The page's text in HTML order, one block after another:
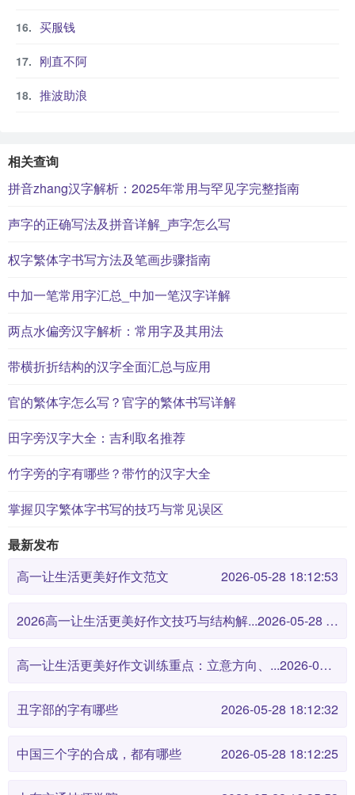
买服钱
刚直不阿
推波助浪
相关查询
拼音zhang汉字解析：2025年常用与罕见字完整指南
声字的正确写法及拼音详解_声字怎么写
权字繁体字书写方法及笔画步骤指南
中加一笔常用字汇总_中加一笔汉字详解
两点水偏旁汉字解析：常用字及其用法
带横折折结构的汉字全面汇总与应用
官的繁体字怎么写？官字的繁体书写详解
田字旁汉字大全：吉利取名推荐
竹字旁的字有哪些？带竹的汉字大全
掌握贝字繁体字书写的技巧与常见误区
最新发布
高一让生活更美好作文范文
2026-05-28 18:12:53
2026高一让生活更美好作文技巧与结构解... 2026-05-28 18:12:46
高一让生活更美好作文训练重点：立意方向、... 2026-05-28 18:12:38
丑字部的字有哪些 2026-05-28 18:12:32
中国三个字的合成，都有哪些 2026-05-28 18:12:25